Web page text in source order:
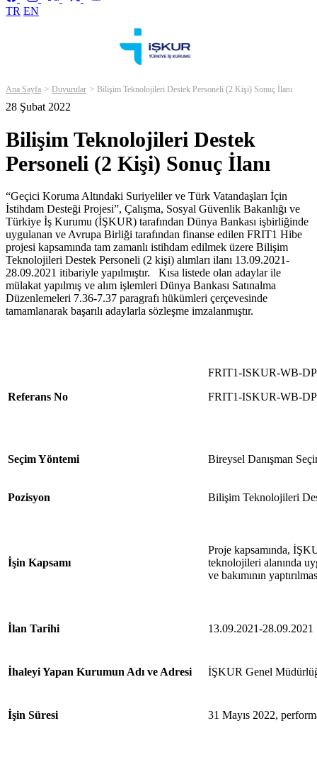
TR EN
Ana Sayfa Duyurular Bilişim Teknolojileri Destek Personeli (2 Kişi) Sonuç İlanı
28 Şubat 2022
Bilişim Teknolojileri Destek
Personeli (2 Kişi) Sonuç İlanı
“Geçici Koruma Altındaki Suriyeliler ve Türk Vatandaşları İçin
İstihdam Desteği Projesi”, Çalışma, Sosyal Güvenlik Bakanlığı ve
Türkiye İş Kurumu (İŞKUR) tarafından Dünya Bankası işbirliğinde
uygulanan ve Avrupa Birliği tarafından finanse edilen FRIT1 Hibe
projesi kapsamında tam zamanlı istihdam edilmek üzere Bilişim
Teknolojileri Destek Personeli (2 kişi) alımları ilanı 13.09.2021-
28.09.2021 itibariyle yapılmıştır. Kısa listede olan adaylar ile
mülakat yapılmış ve alım işlemleri Dünya Bankası Satınalma
Düzenlemeleri 7.36-7.37 paragrafı hükümleri çerçevesinde
tamamlanarak başarılı adaylarla sözleşme imzalanmıştır.
Referans No
FRIT1-ISKUR-WB-
FRIT1-ISKUR-WB-
Seçim Yöntemi Bireysel Danışman
Pozisyon Bilişim Teknolojileri
İşin Kapsamı
Proje kapsamında,
teknolojileri alanında
ve bakımının
İlan Tarihi 13.09.2021-28.09.2021
İhaleyi Yapan Kurumun Adı ve Adresi İŞKUR Genel
İşin Süresi 31 Mayıs 2022,